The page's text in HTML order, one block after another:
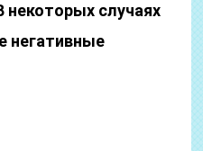
некоторых случаях